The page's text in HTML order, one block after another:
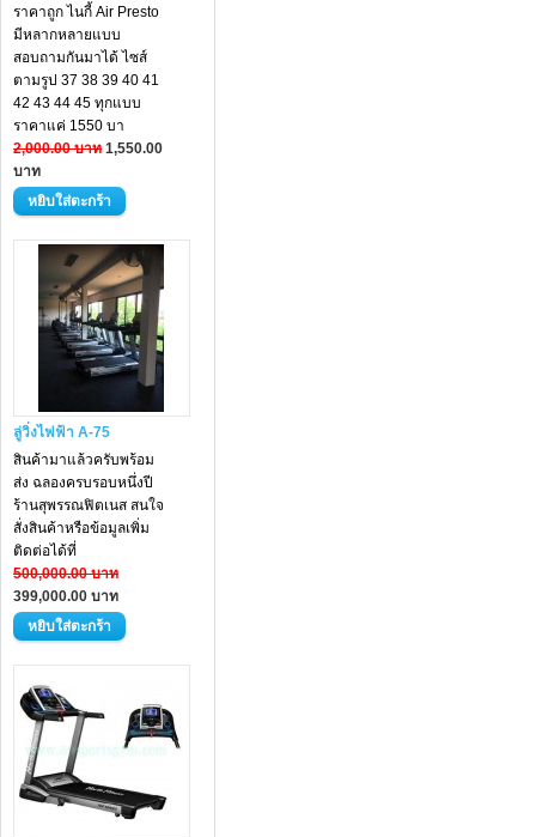
ราคาถูก ไนกี้ Air Presto
มีหลากหลายแบบ
สอบถามกันมาได้ ไซส์
ตามรูป 37 38 39 40 41
42 43 44 45 ทุกแบบ
ราคาแค่ 1550 บา
2,000.00 บาท 1,550.00
บาท
ลู่วิ่งไฟฟ้า A-75
สินค้ามาแล้วครับพร้อม
ส่ง ฉลองครบรอบหนึ่งปี
ร้านสุพรรณฟิตเนส สนใจ
สั่งสินค้าหรือข้อมูลเพิ่ม
ติดต่อได้ที่
500,000.00 บาท
399,000.00 บาท